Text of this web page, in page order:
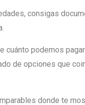
consigas
podemos
de opciones que
donde te